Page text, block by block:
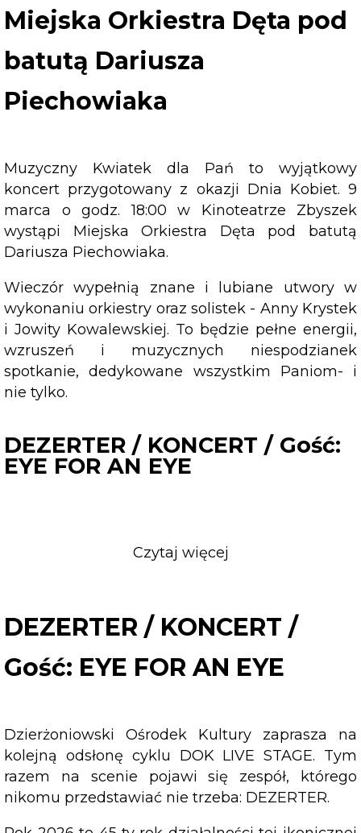
Miejska
Orkiestra
Miejska Orkiestra Dęta pod
batutą Dariusza
Piechowiaka
Muzyczny Kwiatek dla Pań to wyjątkowy
koncert przygotowany z okazji Dnia Kobiet. 9
marca o godz. 18:00 w Kinoteatrze Zbyszek
wystąpi Miejska Orkiestra Dęta pod batutą
Dariusza Piechowiaka.
Wieczór wypełnią znane i lubiane utwory w
wykonaniu orkiestry oraz solistek - Anny Krystek
i Jowity Kowalewskiej. To będzie pełne energii,
wzruszeń i muzycznych niespodzianek
spotkanie, dedykowane wszystkim Paniom- i
nie tylko.
DEZERTER / KONCERT / Gość:
EYE FOR AN EYE
Czytaj więcej
KONCERT
/
Gość:
EYE
EYE
DEZERTER / KONCERT /
Gość: EYE FOR AN EYE
Dzierżoniowski Ośrodek Kultury zaprasza na
kolejną odsłonę cyklu DOK LIVE STAGE. Tym
razem na scenie pojawi się zespół, którego
nikomu przedstawiać nie trzeba: DEZERTER.